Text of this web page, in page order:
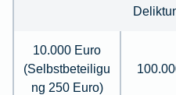
10.000 Euro
(Selbstbeteiligu
ng 250 Euro)